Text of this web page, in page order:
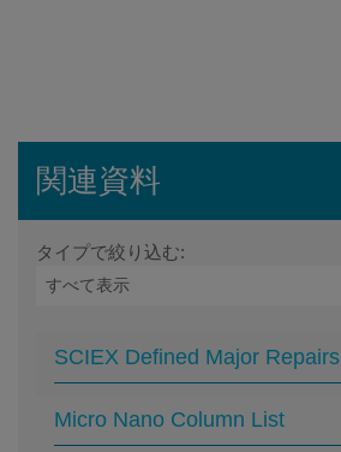
関連資料
タイプで絞り込む:
SCIEX Defined Major Repairs
Micro Nano Column List